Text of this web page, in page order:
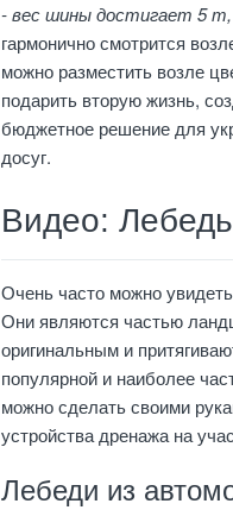
- вес шины достигает 5
гармонично смотрится
можно разместить возле
подарить вторую жизнь,
бюджетное решение для
досуг.
Видео:
Очень часто можно
Они являются частью
оригинальным и
популярной и наиболее
можно сделать своими
устройства дренажа на
Лебеди из